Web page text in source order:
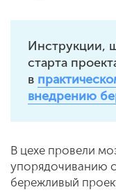
Инструкции,
старта
в
внедрению
В цехе провели
упорядочиванию
бережливый